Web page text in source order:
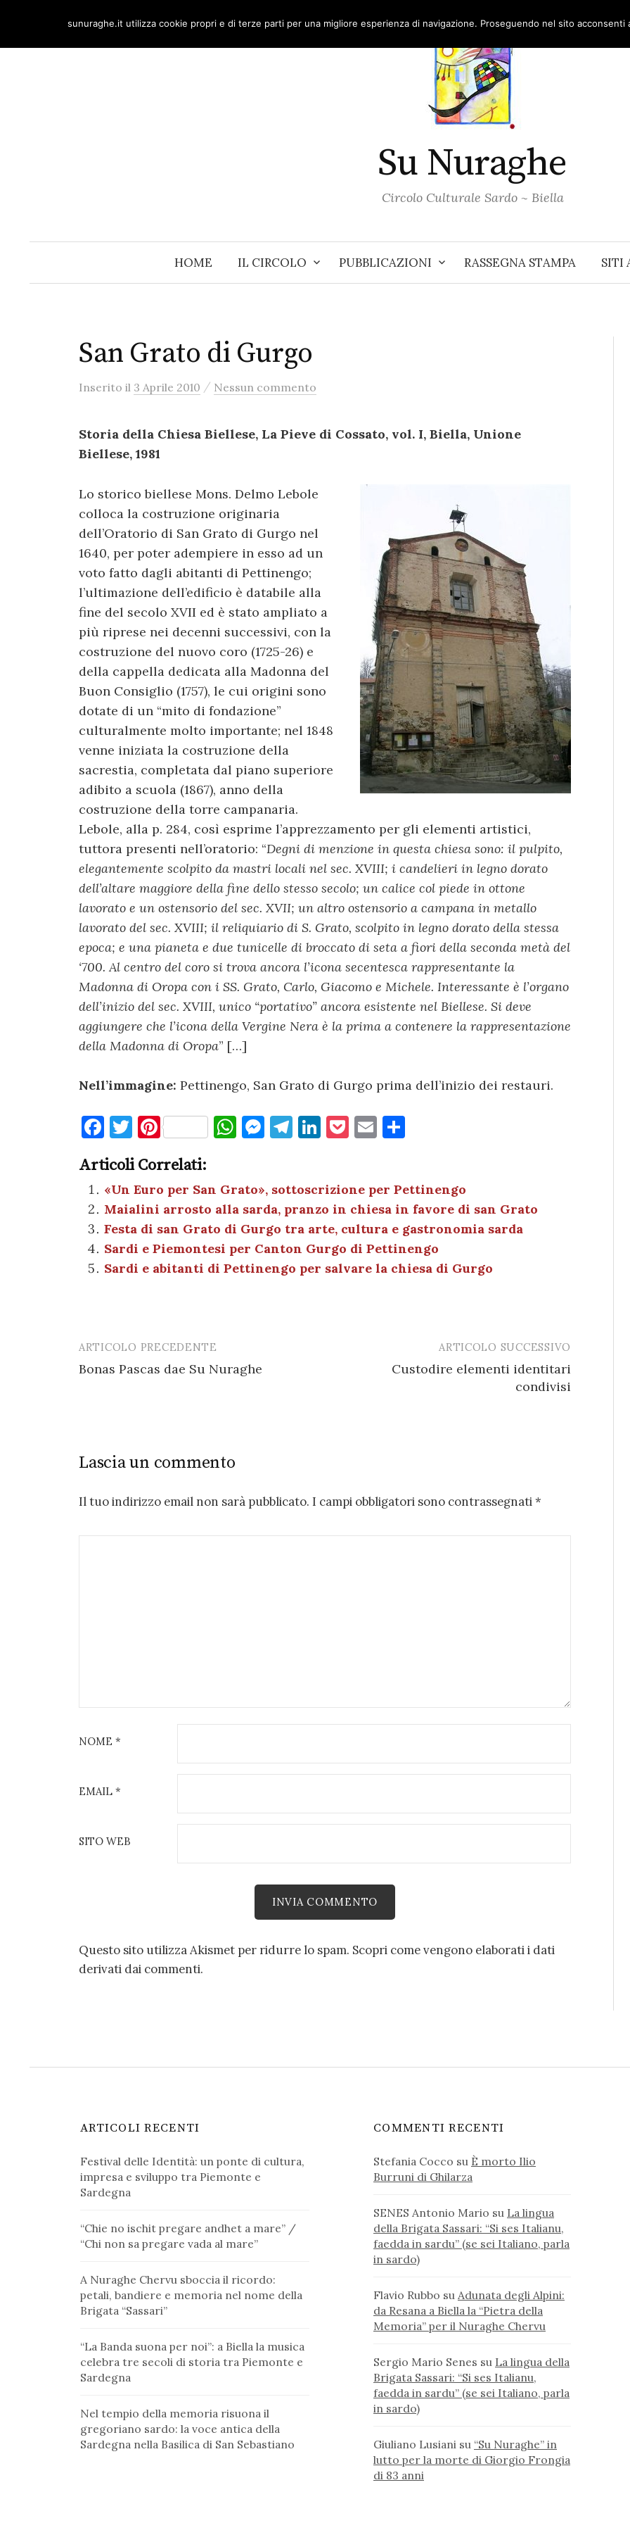
content
Su Nuraghe
Circolo Culturale Sardo ~ Biella
HOME IL CIRCOLO PUBBLICAZIONI RASSEGNA STAMPA SITI
San Grato di Gurgo
Inserito il 3 Aprile 2010 / Nessun commento
Storia della Chiesa Biellese, La Pieve di Cossato, vol. I, Biella, Unione
Biellese, 1981
Lo storico biellese Mons. Delmo Lebole
colloca la costruzione originaria
dell’Oratorio di San Grato di Gurgo nel
1640, per poter adempiere in esso ad un
voto fatto dagli abitanti di Pettinengo;
l’ultimazione dell’edificio è databile alla
fine del secolo XVII ed è stato ampliato a
più riprese nei decenni successivi, con la
costruzione del nuovo coro (1725-26) e
della cappella dedicata alla Madonna del
Buon Consiglio (1757), le cui origini sono
dotate di un “mito di fondazione”
culturalmente molto importante; nel 1848
venne iniziata la costruzione della
sacrestia, completata dal piano superiore
adibito a scuola (1867), anno della
costruzione della torre campanaria.
Lebole, alla p. 284, così esprime l’apprezzamento per gli elementi artistici,
tuttora presenti nell’oratorio: “Degni di menzione in questa chiesa sono: il pulpito,
elegantemente scolpito da mastri locali nel sec. XVIII; i candelieri in legno dorato
dell’altare maggiore della fine dello stesso secolo; un calice col piede in ottone
lavorato e un ostensorio del sec. XVII; un altro ostensorio a campana in metallo
lavorato del sec. XVIII; il reliquiario di S. Grato, scolpito in legno dorato della stessa
epoca; e una pianeta e due tunicelle di broccato di seta a fiori della seconda metà del
‘700. Al centro del coro si trova ancora l’icona secentesca rappresentante la
Madonna di Oropa con i SS. Grato, Carlo, Giacomo e Michele. Interessante è l’organo
dell’inizio del sec. XVIII, unico “portativo” ancora esistente nel Biellese. Si deve
aggiungere che l’icona della Vergine Nera è la prima a contenere la rappresentazione
della Madonna di Oropa” […]
Nell’immagine: Pettinengo, San Grato di Gurgo prima dell’inizio dei restauri.
F
c
e
b
o
o
T
it
te
r
Pi
er
es
t
W
s
A
p
p
M
n
g
er
T
gr
a
m
Li
e
dI
n
P
k
et
E
l di
vi
di
Articoli Correlati:
«Un Euro per San Grato», sottoscrizione per Pettinengo
Maialini arrosto alla sarda, pranzo in chiesa in favore di san Grato
Festa di san Grato di Gurgo tra arte, cultura e gastronomia sarda
Sardi e Piemontesi per Canton Gurgo di Pettinengo
Sardi e abitanti di Pettinengo per salvare la chiesa di Gurgo
Post
navigation
ARTICOLO PRECEDENTE
Bonas Pascas dae Su Nuraghe
ARTICOLO SUCCESSIVO
Custodire elementi identitari
condivisi
Lascia un commento
Il tuo indirizzo email non sarà pubblicato. I campi obbligatori sono contrassegnati*
NOME *
EMAIL *
SITO WEB
Questo sito utilizza Akismet per ridurre lo spam. Scopri come vengono elaborati i dati
derivati dai commenti.
ARTICOLI RECENTI
Festival delle Identità: un ponte di cultura,
impresa e sviluppo tra Piemonte e
Sardegna
“Chie no ischit pregare andhet a mare” /
“Chi non sa pregare vada al mare”
A Nuraghe Chervu sboccia il ricordo:
petali, bandiere e memoria nel nome della
Brigata “Sassari”
“La Banda suona per noi”: a Biella la musica
celebra tre secoli di storia tra Piemonte e
Sardegna
Nel tempio della memoria risuona il
gregoriano sardo: la voce antica della
Sardegna nella Basilica di San Sebastiano
COMMENTI RECENTI
Stefania Cocco su È morto Ilio
Burruni di Ghilarza
SENES Antonio Mario su La lingua
della Brigata Sassari: “Si ses Italianu,
faedda in sardu” (se sei Italiano, parla
in sardo)
Flavio Rubbo su Adunata degli Alpini:
da Resana a Biella la “Pietra della
Memoria” per il Nuraghe Chervu
Sergio Mario Senes su La lingua della
Brigata Sassari: “Si ses Italianu,
faedda in sardu” (se sei Italiano, parla
in sardo)
Giuliano Lusiani su “Su Nuraghe” in
lutto per la morte di Giorgio Frongia
di 83 anni
sunuraghe.it utilizza cookie propri e di terze parti per una migliore esperienza di navigazione. Proseguendo nel sito acconsenti